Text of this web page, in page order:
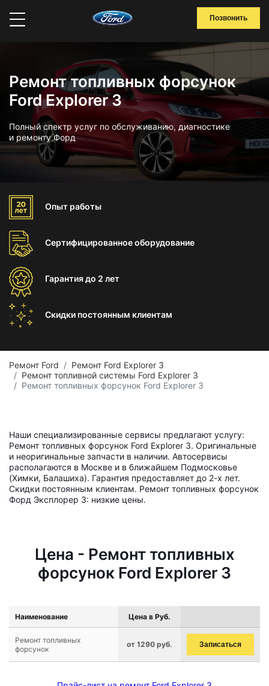
Позвонить
Ремонт топливных форсунок
Ford Explorer 3
Полный спектр услуг по обслуживанию, диагностике
и ремонту Форд
Опыт работы
Сертифицированноеоборудование
Гарантиядо 2 лет
Скидки постоянным клиентам
Ремонт Ford
Ремонт Ford Explorer 3
Ремонт топливной системы Ford Explorer 3
Ремонт топливных форсунок Ford Explorer 3
Наши специализированные сервисы предлагают услугу:
Ремонт топливных форсунок Ford Explorer 3. Оригинальные
и неоригинальные запчасти в наличии. Автосервисы
располагаются в Москве и в ближайшем Подмосковье
(Химки, Балашиха). Гарантия предоставляет до 2-х лет.
Скидки постоянным клиентам. Ремонт топливных форсунок
Форд Эксплорер 3: низкие цены.
Цена - Ремонт топливных
форсунок Ford Explorer 3
Наименование Цена в Руб.
Ремонт топливных
форсунок
от 1290 руб. Записаться